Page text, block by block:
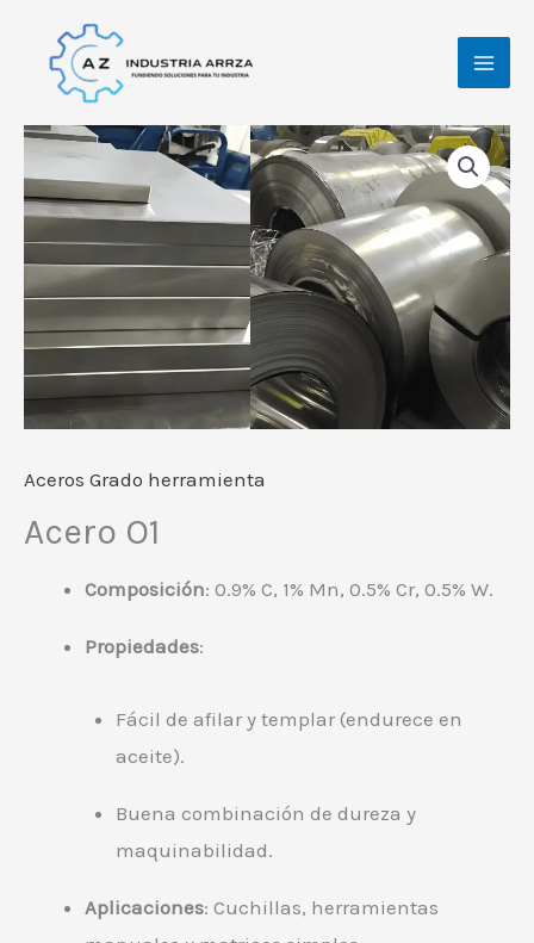
contenido
Aceros Grado herramienta
Acero O1
Composición: 0.9% C, 1% Mn, 0.5% Cr, 0.5% W.
Propiedades:
Fácil de afilar y templar (endurece en
aceite).
Buena combinación de dureza y
maquinabilidad.
Aplicaciones: Cuchillas, herramientas